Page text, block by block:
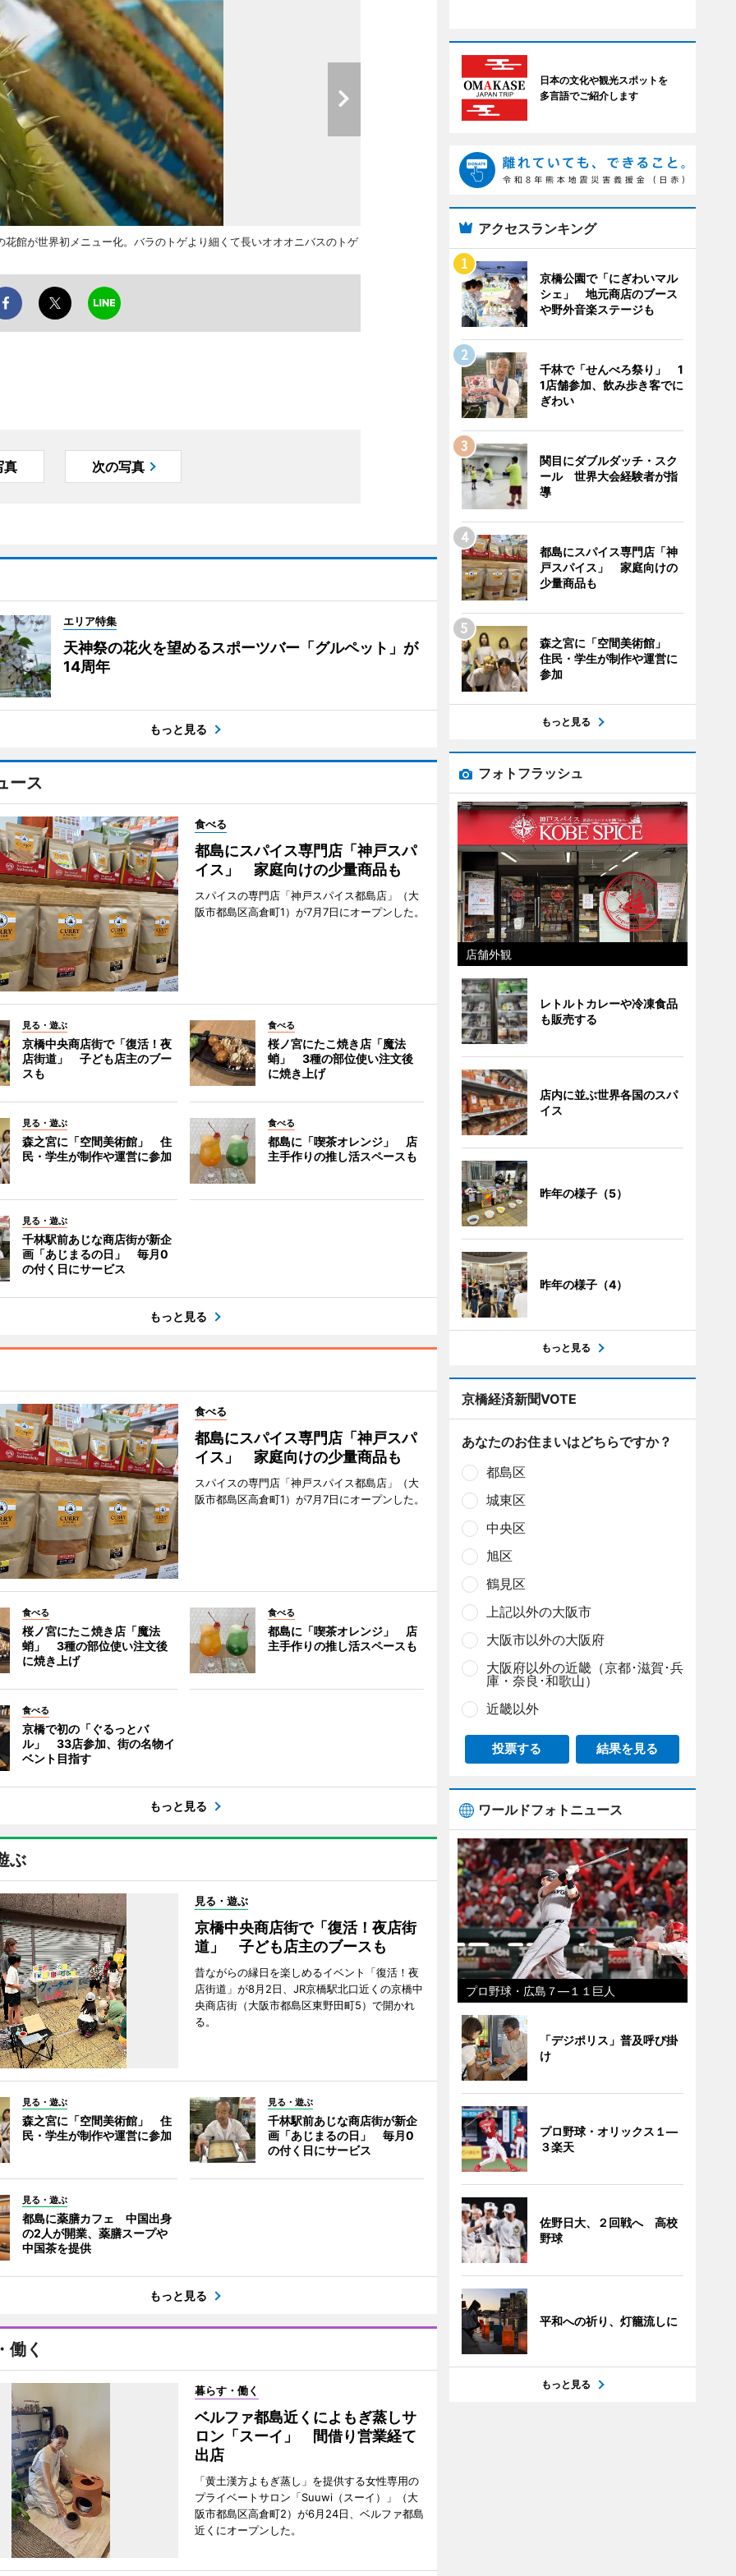
館が世界初メニュー化。バラのトゲより細くて長いオオオニバスのトゲ
真 次の写真
エリア特集
天神祭の花火を望めるスポーツバー「グルペット」が
14周年
もっと見る
ース
食べる
都島にスパイス専門店「神戸スパ
イス」 家庭向けの少量商品も
スパイスの専門店「神戸スパイス都島店」（大
阪市都島区高倉町1）が7月7日にオープンした。
見る・遊ぶ
京橋中央商店街で「復活！夜
店街道」 子ども店主のブー
スも
食べる
桜ノ宮にたこ焼き店「魔法
蛸」 3種の部位使い注文後
に焼き上げ
見る・遊ぶ
森之宮に「空間美術館」 住
民・学生が制作や運営に参加
食べる
都島に「喫茶オレンジ」 店
主手作りの推し活スペースも
見る・遊ぶ
千林駅前あじな商店街が新企
画「あじまるの日」 毎月0
の付く日にサービス
もっと見る
食べる
都島にスパイス専門店「神戸スパ
イス」 家庭向けの少量商品も
スパイスの専門店「神戸スパイス都島店」（大
阪市都島区高倉町1）が7月7日にオープンした。
食べる
桜ノ宮にたこ焼き店「魔法
蛸」 3種の部位使い注文後
に焼き上げ
食べる
都島に「喫茶オレンジ」 店
主手作りの推し活スペースも
食べる
京橋で初の「ぐるっとバ
ル」 33店参加、街の名物イ
ベント目指す
もっと見る
ぶ
見る・遊ぶ
京橋中央商店街で「復活！夜店街
道」 子ども店主のブースも
昔ながらの縁日を楽しめるイベント「復活！夜
店街道」が8月2日、JR京橋駅北口近くの京橋中
央商店街（大阪市都島区東野田町5）で開かれ
る。
見る・遊ぶ
森之宮に「空間美術館」 住
民・学生が制作や運営に参加
見る・遊ぶ
千林駅前あじな商店街が新企
画「あじまるの日」 毎月0
の付く日にサービス
見る・遊ぶ
都島に薬膳カフェ 中国出身
の2人が開業、薬膳スープや
中国茶を提供
もっと見る
働く
暮らす・働く
ベルファ都島近くによもぎ蒸しサ
ロン「スーイ」 間借り営業経て
出店
「黄土漢方よもぎ蒸し」を提供する女性専用の
プライベートサロン「Suuwi（スーイ）」（大
阪市都島区高倉町2）が6月24日、ベルファ都島
近くにオープンした。
日本の文化や観光スポットを
多言語でご紹介します
アクセスランキング
京橋公園で「にぎわいマル
シェ」 地元商店のブース
や野外音楽ステージも
千林で「せんべろ祭り」 1
1店舗参加、飲み歩き客でに
ぎわい
関目にダブルダッチ・スク
ール 世界大会経験者が指
導
都島にスパイス専門店「神
戸スパイス」 家庭向けの
少量商品も
森之宮に「空間美術館」
住民・学生が制作や運営に
参加
もっと見る
フォトフラッシュ
店舗外観
レトルトカレーや冷凍食品
も販売する
店内に並ぶ世界各国のスパ
イス
昨年の様子（5）
昨年の様子（4）
もっと見る
京橋経済新聞VOTE
あなたのお住まいはどちらですか？
都島区
城東区
中央区
旭区
鶴見区
上記以外の大阪市
大阪市以外の大阪府
大阪府以外の近畿（京都･滋賀･兵
庫・奈良･和歌山）
近畿以外
投票する 結果を見る
ワールドフォトニュース
プロ野球・広島７―１１巨人
「デジポリス」普及呼び掛
け
プロ野球・オリックス１―
３楽天
佐野日大、２回戦へ 高校
野球
平和への祈り、灯籠流しに
もっと見る